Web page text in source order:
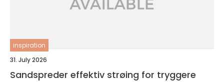
inspiration
31. July 2026
Sandspreder effektiv strøing for tryggere